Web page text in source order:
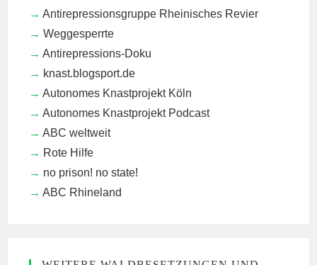
Antirepressionsgruppe Rheinisches Revier
Weggesperrte
Antirepressions-Doku
knast.blogsport.de
Autonomes Knastprojekt Köln
Autonomes Knastprojekt Podcast
ABC weltweit
Rote Hilfe
no prison! no state!
ABC Rhineland